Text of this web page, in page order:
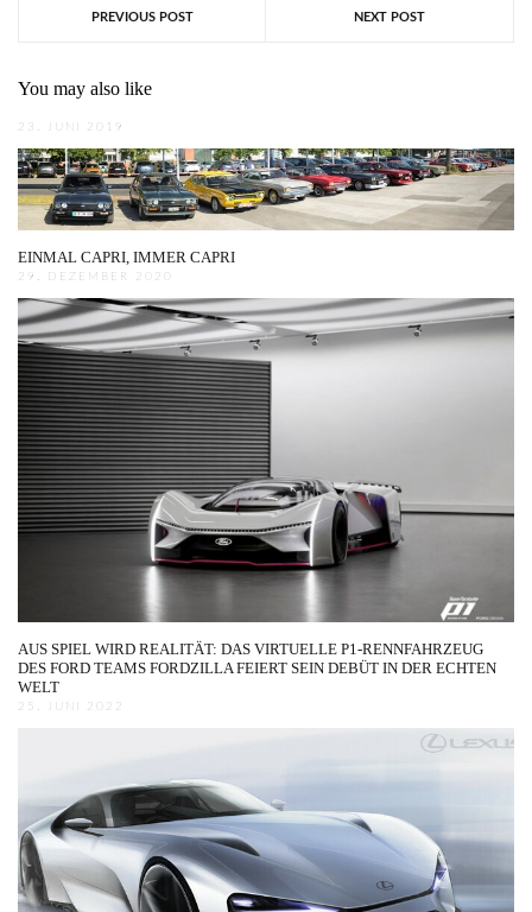
PREVIOUS POST NEXT POST
You may also like
23. JUNI 2019
EINMAL CAPRI, IMMER CAPRI
29. DEZEMBER 2020
AUS SPIEL WIRD REALITÄT: DAS VIRTUELLE P1-RENNFAHRZEUG
DES FORD TEAMS FORDZILLA FEIERT SEIN DEBÜT IN DER ECHTEN
WELT
25. JUNI 2022